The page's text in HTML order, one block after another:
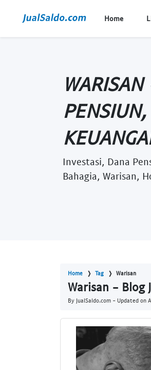
Home
Investasi, Dana
Bahagia, Warisan,
Home Tag Warisan
Warisan - Blog
By JualSaldo.com - Updated on